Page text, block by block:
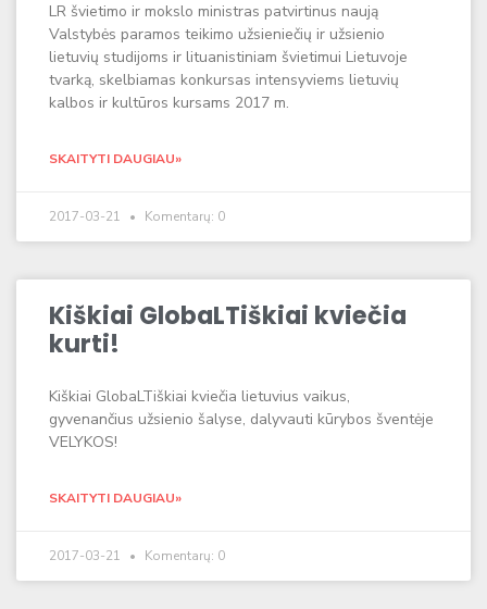
LR švietimo ir mokslo ministras patvirtinus naują
Valstybės paramos teikimo užsieniečių ir užsienio
lietuvių studijoms ir lituanistiniam švietimui Lietuvoje
tvarką, skelbiamas konkursas intensyviems lietuvių
kalbos ir kultūros kursams 2017 m.
SKAITYTI DAUGIAU»
2017-03-21 Komentarų: 0
Kiškiai GlobaLTiškiai kviečia
kurti!
Kiškiai GlobaLTiškiai kviečia lietuvius vaikus,
gyvenančius užsienio šalyse, dalyvauti kūrybos šventėje
VELYKOS!
SKAITYTI DAUGIAU»
2017-03-21 Komentarų: 0